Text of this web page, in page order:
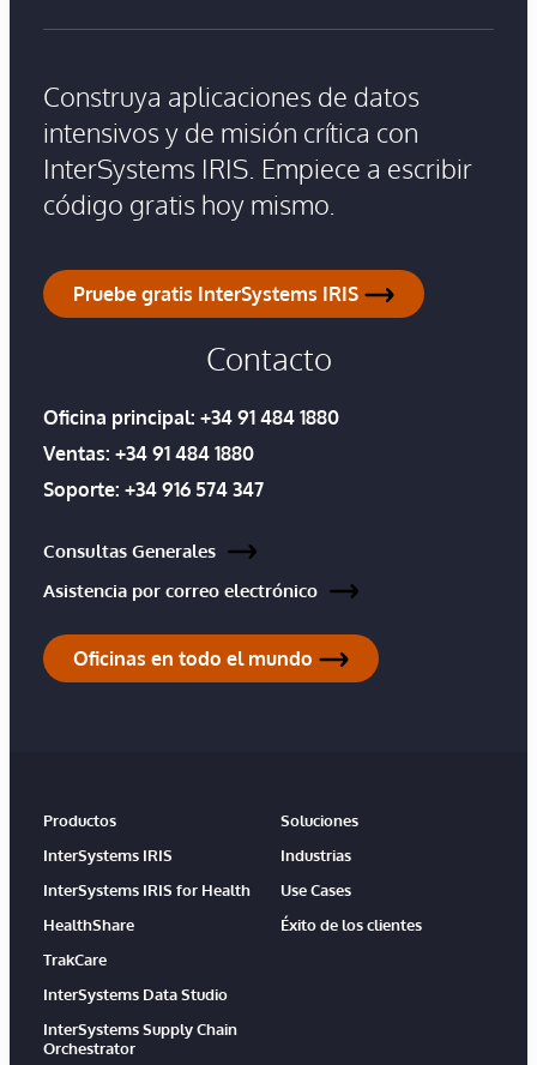
Construya aplicaciones de datos
intensivos y de misión crítica con
InterSystems IRIS. Empiece a escribir
código gratis hoy mismo.
Pruebe gratis InterSystems IRIS
Contacto
Oficina principal: +34 91 484 1880
Ventas: +34 91 484 1880
Soporte: +34 916 574 347
Consultas Generales
Asistencia por correo electrónico
Oficinas en todo el mundo
Productos
InterSystems IRIS
InterSystems IRIS for Health
HealthShare
TrakCare
InterSystems Data Studio
InterSystems Supply Chain
Orchestrator
Soluciones
Industrias
Use Cases
Éxito de los clientes